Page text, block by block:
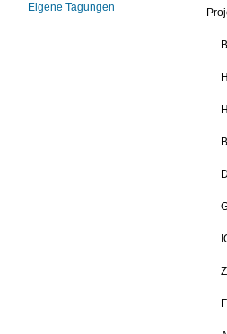
Eigene Tagungen